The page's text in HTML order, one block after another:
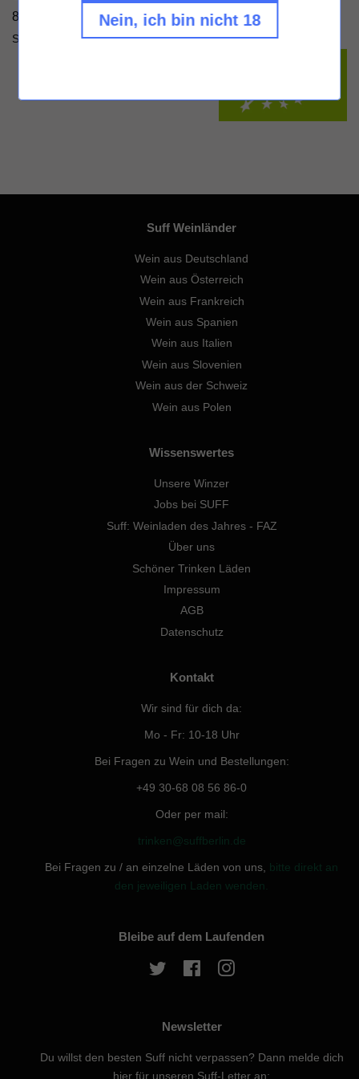
814, Les Rontes, 71960 Fuissé, Frankreich-
Sulfite /
Öko-Kontrollstellencode: FR-BIO-01/EU-Landwirtschaft
Suff Weinländer
Wein aus Deutschland
Wein aus Österreich
Wein aus Frankreich
Wein aus Spanien
Wein aus Italien
Wein aus Slovenien
Wein aus der Schweiz
Wein aus Polen
Wissenswertes
Unsere Winzer
Jobs bei SUFF
Suff: Weinladen des Jahres - FAZ
Über uns
Schöner Trinken Läden
Impressum
AGB
Datenschutz
Kontakt
Wir sind für dich da:
Mo - Fr: 10-18 Uhr
Bei Fragen zu Wein und Bestellungen:
+49 30-68 08 56 86-0
Oder per mail:
trinken@suffberlin.de
Bei Fragen zu / an einzelne Läden von uns, bitte direkt an
den jeweiligen Laden wenden.
Bleibe auf dem Laufenden
Twitter Facebook
Newsletter
Du willst den besten Suff nicht verpassen? Dann melde dich
hier für unseren Suff-Letter an:
Nein, ich bin nicht 18